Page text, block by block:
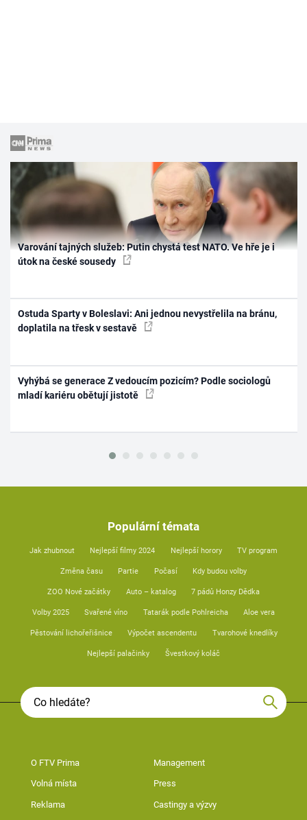
Varování tajných služeb: Putin chystá test NATO. Ve hře je i
útok na české sousedy
Ostuda Sparty v Boleslavi: Ani jednou nevystřelila na bránu,
doplatila na třesk v sestavě
Vyhýbá se generace Z vedoucím pozicím? Podle sociologů
mladí kariéru obětují jistotě
Populární témata
Jak zhubnout Nejlepší filmy 2024 Nejlepší horory TV program
Změna času Partie Počasí Kdy budou volby
ZOO Nové začátky Auto – katalog 7 pádů Honzy Dědka
Volby 2025 Svařené víno Tatarák podle Pohlreicha Aloe vera
Pěstování lichořeřišnice Výpočet ascendentu Tvarohové knedlíky
Nejlepší palačinky Švestkový koláč
O FTV Prima Management
Volná místa Press
Reklama Castingy a výzvy